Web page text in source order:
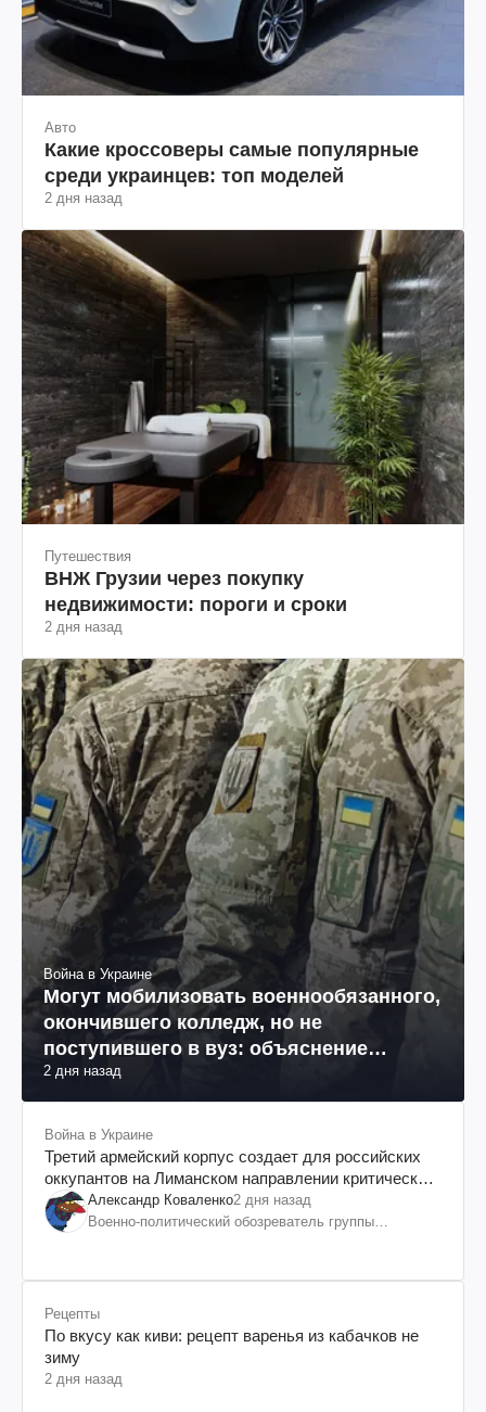
Авто
Какие кроссоверы самые популярные
среди украинцев: топ моделей
2 дня назад
Путешествия
ВНЖ Грузии через покупку
недвижимости: пороги и сроки
2 дня назад
Война в Украине
Могут мобилизовать военнообязанного,
окончившего колледж, но не
поступившего в вуз: объяснение
юриста
2 дня назад
Война в Украине
Третий армейский корпус создает для российских
оккупантов на Лиманском направлении критический
дискомфорт: как это удалось
Александр Коваленко2 дня назад
Военно-политический обозреватель группы
Рецепты
По вкусу как киви: рецепт варенья из кабачков не
зиму
2 дня назад